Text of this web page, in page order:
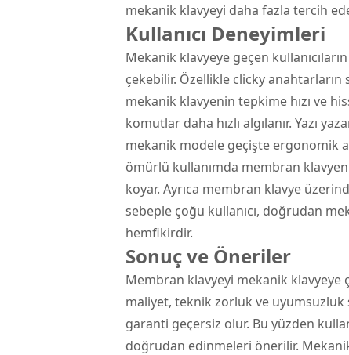
mekanik klavyeyi daha fazla tercih
Kullanıcı Deneyimleri
Mekanik klavyeye geçen
çekebilir. Özellikle clicky anahtarların
mekanik klavyenin tepkime hızı ve
komutlar daha hızlı algılanır. Yazı
mekanik modele geçişte ergonomik
ömürlü kullanımda membran
koyar. Ayrıca membran klavye
sebeple çoğu kullanıcı, doğrudan
hemfikirdir.
Sonuç ve Öneriler
Membran klavyeyi mekanik
maliyet, teknik zorluk ve uyumsuzluk
garanti geçersiz olur. Bu yüzden
doğrudan edinmeleri önerilir.